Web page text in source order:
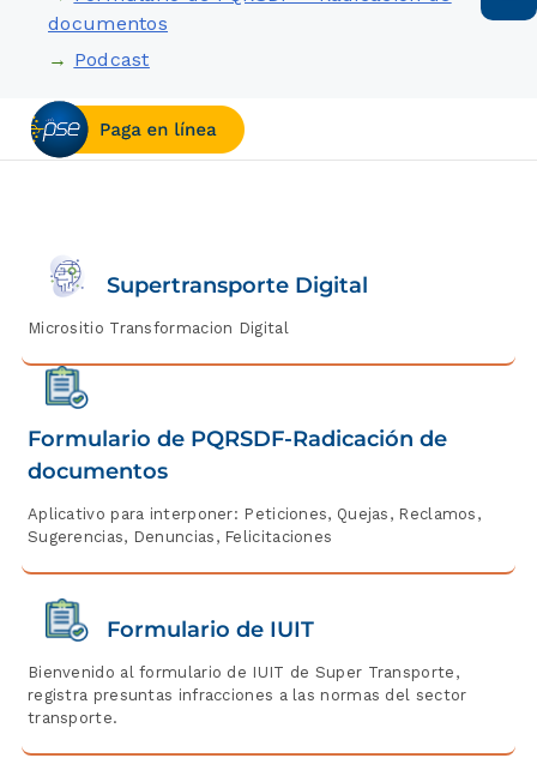
documentos
→ Podcast
Supertransporte Digital
Micrositio Transformacion Digital
Formulario de PQRSDF-Radicación de
documentos
Aplicativo para interponer: Peticiones, Quejas, Reclamos,
Sugerencias, Denuncias, Felicitaciones
Formulario de IUIT
Bienvenido al formulario de IUIT de Super Transporte,
registra presuntas infracciones a las normas del sector
transporte.